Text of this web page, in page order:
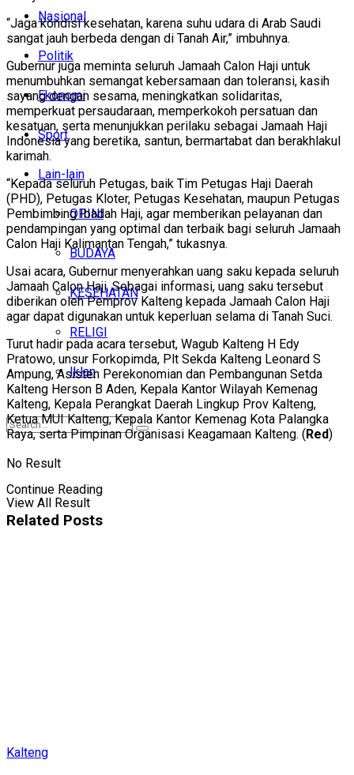
Nasional
Politik
Ekonomi
Sport
Lain-lain
OPINI
BUDAYA
KESEHATAN
RELIGI
Iklan
No Result
View All Result
“Jaga kondisi kesehatan, karena suhu udara di Arab Saudi
sangat jauh berbeda dengan di Tanah Air,” imbuhnya.
Gubernur juga meminta seluruh Jamaah Calon Haji untuk
menumbuhkan semangat kebersamaan dan toleransi, kasih
sayang dengan sesama, meningkatkan solidaritas,
memperkuat persaudaraan, memperkokoh persatuan dan
kesatuan, serta menunjukkan perilaku sebagai Jamaah Haji
Indonesia yang beretika, santun, bermartabat dan berakhlakul
karimah.
“Kepada seluruh Petugas, baik Tim Petugas Haji Daerah
(PHD), Petugas Kloter, Petugas Kesehatan, maupun Petugas
Pembimbing Ibadah Haji, agar memberikan pelayanan dan
pendampingan yang optimal dan terbaik bagi seluruh Jamaah
Calon Haji Kalimantan Tengah,” tukasnya.
Usai acara, Gubernur menyerahkan uang saku kepada seluruh
Jamaah Calon Haji. Sebagai informasi, uang saku tersebut
diberikan oleh Pemprov Kalteng kepada Jamaah Calon Haji
agar dapat digunakan untuk keperluan selama di Tanah Suci.
Turut hadir pada acara tersebut, Wagub Kalteng H Edy
Pratowo, unsur Forkopimda, Plt Sekda Kalteng Leonard S
Ampung, Asisten Perekonomian dan Pembangunan Setda
Kalteng Herson B Aden, Kepala Kantor Wilayah Kemenag
Kalteng, Kepala Perangkat Daerah Lingkup Prov Kalteng,
Ketua MUI Kalteng, Kepala Kantor Kemenag Kota Palangka
Raya, serta Pimpinan Organisasi Keagamaan Kalteng. ( Red)
Continue Reading
Related Posts
Kalteng